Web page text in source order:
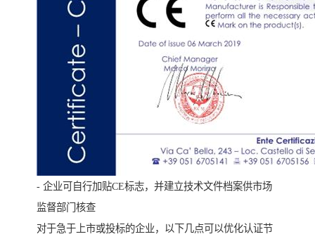
- 企业可自行加贴CE标志，并建立技术文件档案供市场
监督部门核查
对于急于上市或投标的企业，以下几点可以优化认证节